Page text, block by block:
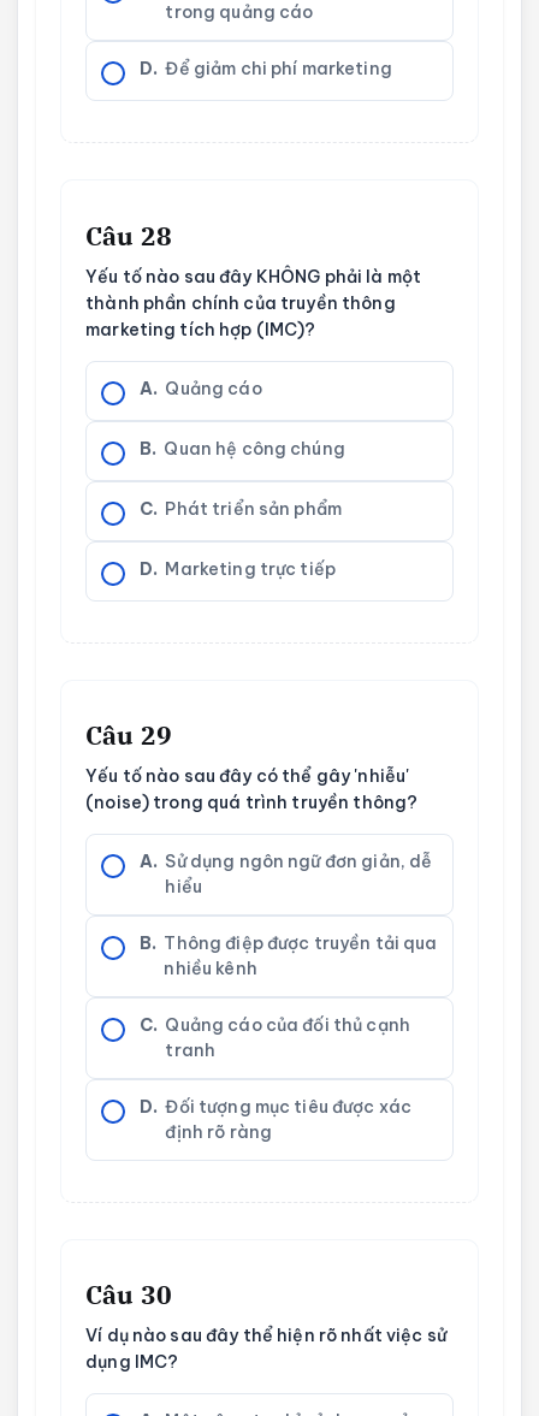
trong quảng cáo
D. Để giảm chi phí marketing
Câu 28
Yếu tố nào sau đây KHÔNG phải là một
thành phần chính của truyền thông
marketing tích hợp (IMC)?
A. Quảng cáo
B. Quan hệ công chúng
C. Phát triển sản phẩm
D. Marketing trực tiếp
Câu 29
Yếu tố nào sau đây có thể gây 'nhiễu'
(noise) trong quá trình truyền thông?
A. Sử dụng ngôn ngữ đơn giản, dễ
hiểu
B. Thông điệp được truyền tải qua
nhiều kênh
C. Quảng cáo của đối thủ cạnh
tranh
D. Đối tượng mục tiêu được xác
định rõ ràng
Câu 30
Ví dụ nào sau đây thể hiện rõ nhất việc sử
dụng IMC?